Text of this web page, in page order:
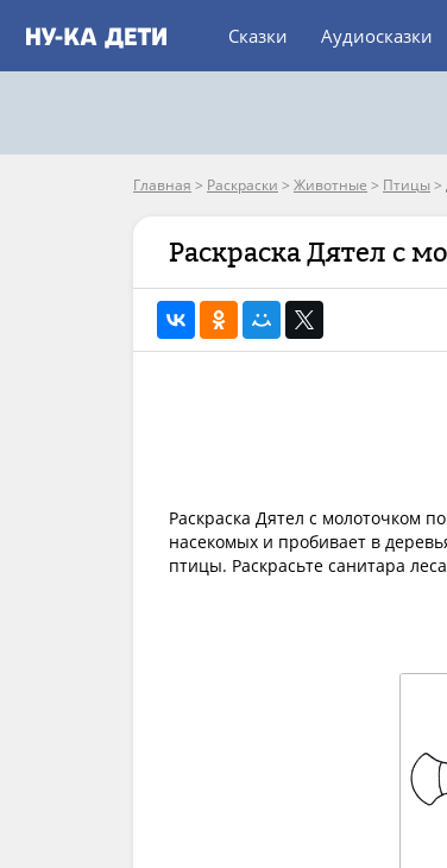
Сказки Аудиосказки
Главная > Раскраски > Животные > Птицы >
Раскраска Дятел с
Раскраска Дятел с молоточком
насекомых и пробивает в
птицы. Раскрасьте санитара